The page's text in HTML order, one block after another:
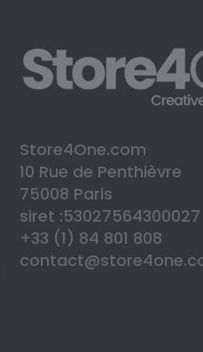
Store4One.com
10 Rue de Penthièvre
75008 Paris
siret :53027564300027
+33 (1) 84 801 808